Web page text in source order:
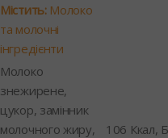
Містить:Молоко
та молочні
інгредієнти
Молоко
знежирене,
цукор, замінник
молочного жиру,
106 Ккал,